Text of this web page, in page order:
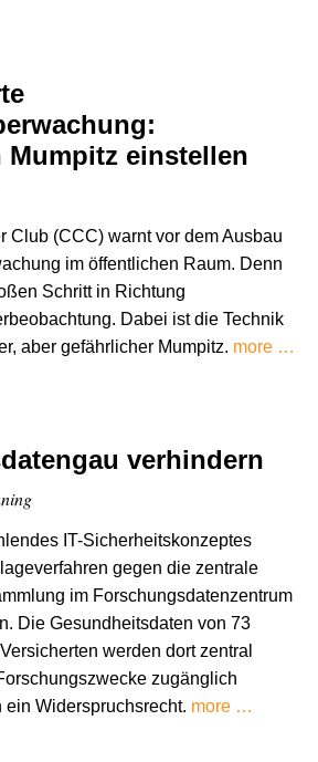
Mumpitz einstellen
Club (CCC) warnt vor dem Ausbau
im öffentlichen Raum. Denn
Schritt in Richtung
Dabei ist die Technik
aber gefährlicher Mumpitz. more …
verhindern
IT-Sicherheitskonzeptes
gegen die zentrale
im Forschungsdatenzentrum
Die Gesundheitsdaten von 73
werden dort zentral
zugänglich
ein Widerspruchsrecht. more …